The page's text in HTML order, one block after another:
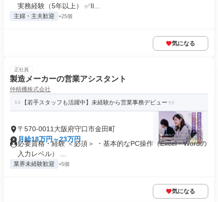
実務経験（5年以上） ✅Il...
主婦・主夫歓迎 +25個
気になる
正社員
製造メーカーの営業アシスタント
仲精機株式会社
【若手スタッフも活躍中】未経験から営業事務デビュー
〒570-0011大阪府守口市金田町
月給18万円～23万円
必要資格・経験 ＜必須＞ ・基本的なPC操作（Excel・Wordの
入力レベル） ...
業界未経験歓迎 +5個
気になる